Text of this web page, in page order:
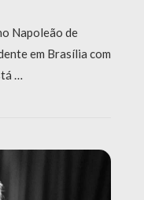
Napoleão de
em Brasília com
…